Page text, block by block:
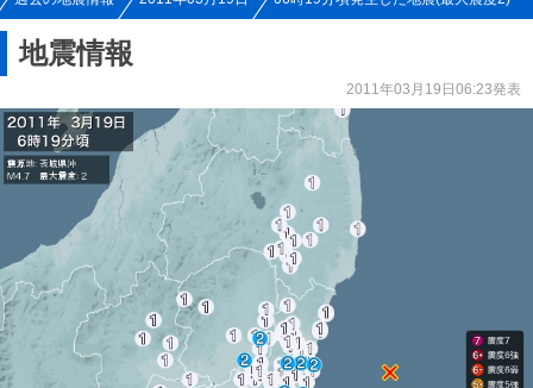
地震情報
2011年03月19日06:23発表